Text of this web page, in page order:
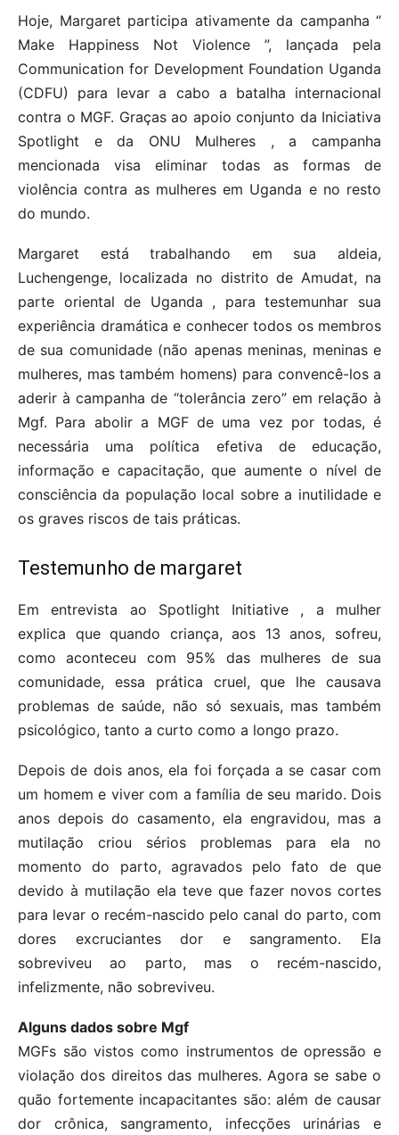
Hoje, Margaret participa ativamente da campanha “
Make Happiness Not Violence ”, lançada pela
Communication for Development Foundation Uganda
(CDFU) para levar a cabo a batalha internacional
contra o MGF. Graças ao apoio conjunto da Iniciativa
Spotlight e da ONU Mulheres , a campanha
mencionada visa eliminar todas as formas de
violência contra as mulheres em Uganda e no resto
do mundo.
Margaret está trabalhando em sua aldeia,
Luchengenge, localizada no distrito de Amudat, na
parte oriental de Uganda , para testemunhar sua
experiência dramática e conhecer todos os membros
de sua comunidade (não apenas meninas, meninas e
mulheres, mas também homens) para convencê-los a
aderir à campanha de “tolerância zero” em relação à
Mgf. Para abolir a MGF de uma vez por todas, é
necessária uma política efetiva de educação,
informação e capacitação, que aumente o nível de
consciência da população local sobre a inutilidade e
os graves riscos de tais práticas.
Testemunho de margaret
Em entrevista ao Spotlight Initiative , a mulher
explica que quando criança, aos 13 anos, sofreu,
como aconteceu com 95% das mulheres de sua
comunidade, essa prática cruel, que lhe causava
problemas de saúde, não só sexuais, mas também
psicológico, tanto a curto como a longo prazo.
Depois de dois anos, ela foi forçada a se casar com
um homem e viver com a família de seu marido. Dois
anos depois do casamento, ela engravidou, mas a
mutilação criou sérios problemas para ela no
momento do parto, agravados pelo fato de que
devido à mutilação ela teve que fazer novos cortes
para levar o recém-nascido pelo canal do parto, com
dores excruciantes dor e sangramento. Ela
sobreviveu ao parto, mas o recém-nascido,
infelizmente, não sobreviveu.
Alguns dados sobre Mgf
MGFs são vistos como instrumentos de opressão e
violação dos direitos das mulheres. Agora se sabe o
quão fortemente incapacitantes são: além de causar
dor crônica, sangramento, infecções urinárias e